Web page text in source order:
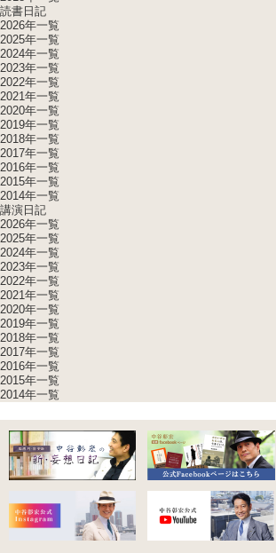
読書日記
2026年一覧
2025年一覧
2024年一覧
2023年一覧
2022年一覧
2021年一覧
2020年一覧
2019年一覧
2018年一覧
2017年一覧
2016年一覧
2015年一覧
2014年一覧
講演日記
2026年一覧
2025年一覧
2024年一覧
2023年一覧
2022年一覧
2021年一覧
2020年一覧
2019年一覧
2018年一覧
2017年一覧
2016年一覧
2015年一覧
2014年一覧